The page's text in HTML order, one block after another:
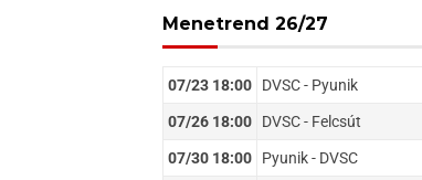
Menetrend 26/27
07/23 18:00 DVSC - Pyunik
07/26 18:00 DVSC - Felcsút
07/30 18:00 Pyunik - DVSC